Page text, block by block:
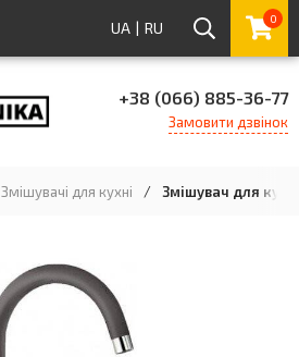
UA | RU 0
+38 (066) 885-36-77
Замовити дзвінок
Змішувачі для кухні / Змішувач для